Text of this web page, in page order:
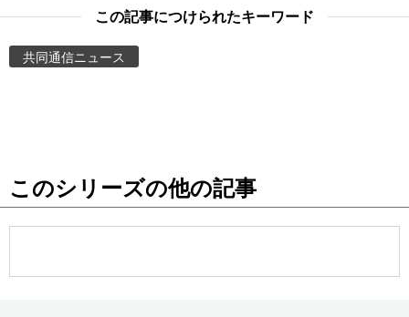
お知らせ
この記事につけられたキーワード
共同通信ニュース
このシリーズの他の記事